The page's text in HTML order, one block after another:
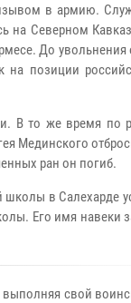
в армию.
на Северном
До увольнения
позиции
В то же время по
Мединского
ран он погиб.
в Салехарде
Его имя навеки
свой